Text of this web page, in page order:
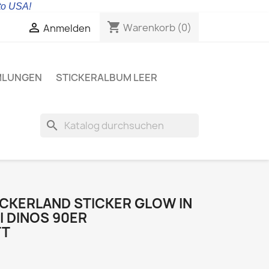
USA!
 Anmelden shopping_cart Warenkorb (0)
STICKERALBUM LEER
search
STICKER GLOW IN
DINOS 90ER